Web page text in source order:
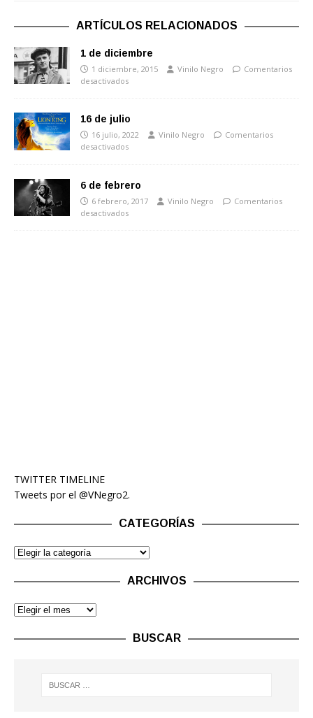
ARTÍCULOS RELACIONADOS
1 de diciembre
1 diciembre, 2015 Vinilo Negro
Comentarios
desactivados
16 de julio
16 julio, 2022 Vinilo Negro
Comentarios
desactivados
6 de febrero
6 febrero, 2017 Vinilo Negro
Comentarios
desactivados
TWITTER TIMELINE
Tweets por el @VNegro2.
CATEGORÍAS
ARCHIVOS
BUSCAR